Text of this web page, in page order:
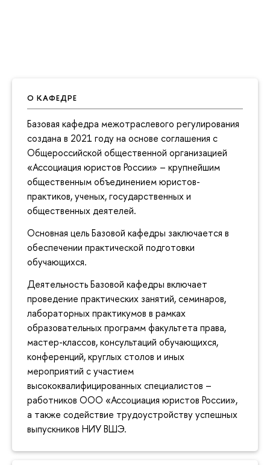
О КАФЕДРЕ
Базовая кафедра межотраслевого регулирования
создана в 2021 году на основе соглашения с
Общероссийской общественной организацией
«Ассоциация юристов России» – крупнейшим
общественным объединением юристов-
практиков, ученых, государственных и
общественных деятелей.
Основная цель Базовой кафедры заключается в
обеспечении практической подготовки
обучающихся.
Деятельность Базовой кафедры включает
проведение практических занятий, семинаров,
лабораторных практикумов в рамках
образовательных программ факультета права,
мастер-классов, консультаций обучающихся,
конференций, круглых столов и иных
мероприятий с участием
высококвалифицированных специалистов –
работников ООО «Ассоциация юристов России»,
а также содействие трудоустройству успешных
выпускников НИУ ВШЭ.